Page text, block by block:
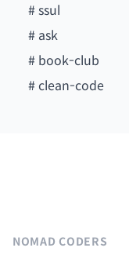
#ssul
# ask
# book-club
#clean-code
NOMAD CODERS